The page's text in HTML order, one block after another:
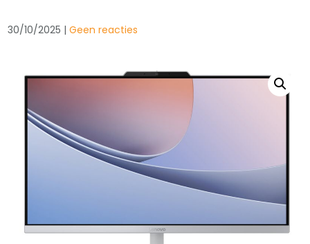
30/10/2025 |Geen reacties